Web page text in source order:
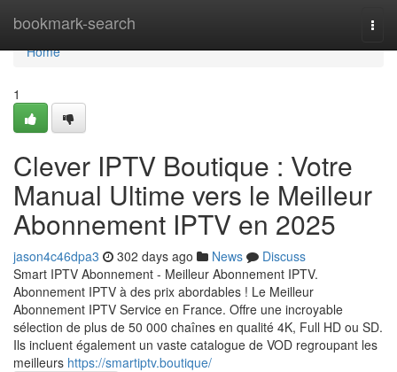
bookmark-search
Home
Home
1
Clever IPTV Boutique : Votre
Manual Ultime vers le Meilleur
Abonnement IPTV en 2025
jason4c46dpa3 302 days ago News
Discuss
Smart IPTV Abonnement - Meilleur Abonnement IPTV.
Abonnement IPTV à des prix abordables ! Le Meilleur
Abonnement IPTV Service en France. Offre une incroyable
sélection de plus de 50 000 chaînes en qualité 4K, Full HD ou SD.
Ils incluent également un vaste catalogue de VOD regroupant les
meilleurs https://smartiptv.boutique/